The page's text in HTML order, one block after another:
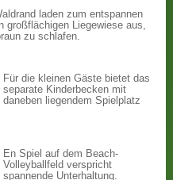
laden zum entspannen
großflächigen Liegewiese aus,
zu schlafen.
Für die kleinen Gäste bietet das
separate Kinderbecken mit
daneben liegendem Spielplatz
En Spiel auf dem Beach-
Volleyballfeld verspricht
spannende Unterhaltung.